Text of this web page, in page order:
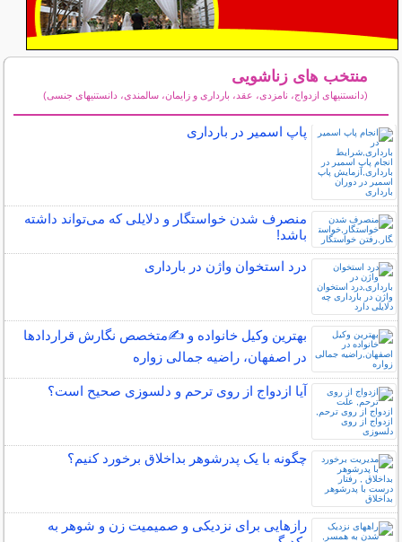
منتخب های زناشویی
(دانستنیهای ازدواج، نامزدی، عقد، بارداری و زایمان، سالمندی، دانستنیهای جنسی)
پاپ اسمیر در بارداری
منصرف شدن خواستگار و دلایلی که می‌تواند داشته
باشد!
درد استخوان واژن در بارداری
بهترین وکیل خانواده و ✍️متخصص نگارش قراردادها
در اصفهان، راضیه جمالی زواره
آیا ازدواج از روی ترحم و دلسوزی صحیح است؟
چگونه با یک پدرشوهر بداخلاق برخورد کنیم؟
رازهایی برای نزدیکی و صمیمیت زن و شوهر به